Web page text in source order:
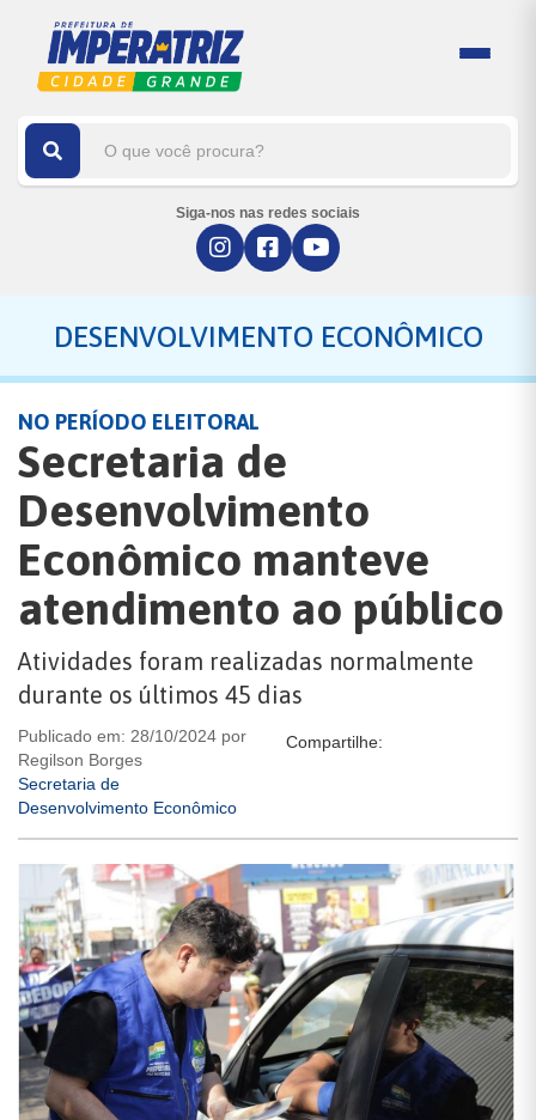
Siga-nos nas redes sociais
DESENVOLVIMENTO ECONÔMICO
NO PERÍODO ELEITORAL
Secretaria de
Desenvolvimento
Econômico manteve
atendimento ao público
Atividades foram realizadas normalmente
durante os últimos 45 dias
Publicado em: 28/10/2024 por
Regilson Borges
Secretaria de
Desenvolvimento Econômico
Compartilhe: